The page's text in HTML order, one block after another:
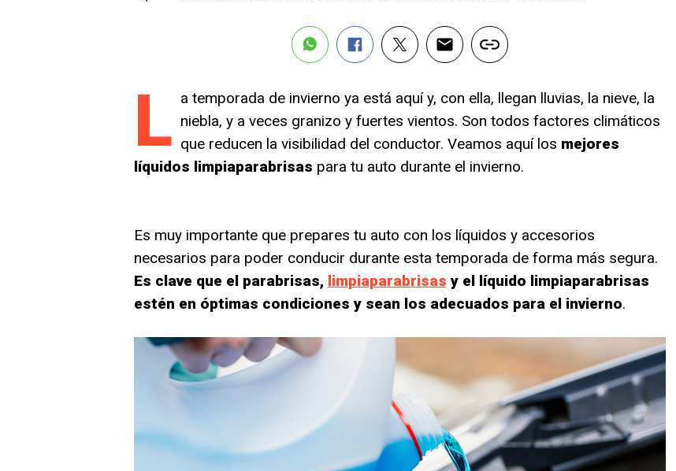
L a temporada de invierno ya está aquí y, con ella, llegan lluvias, la nieve, la
niebla, y a veces granizo y fuertes vientos. Son todos factores climáticos
que reducen la visibilidad del conductor. Veamos aquí los mejores
líquidos limpiaparabrisas para tu auto durante el invierno.
Es muy importante que prepares tu auto con los líquidos y accesorios
necesarios para poder conducir durante esta temporada de forma más segura.
Es clave que el parabrisas, limpiaparabrisas y el líquido limpiaparabrisas
estén en óptimas condiciones y sean los adecuados para el invierno.